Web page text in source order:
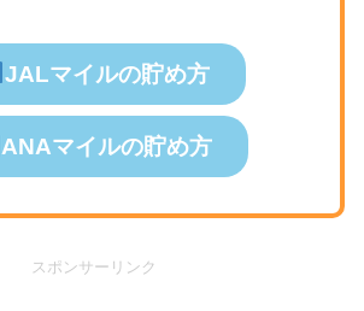
JALマイルの貯め方
ANAマイルの貯め方
スポンサーリンク